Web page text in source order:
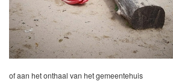
of aan het onthaal van het gemeentehuis